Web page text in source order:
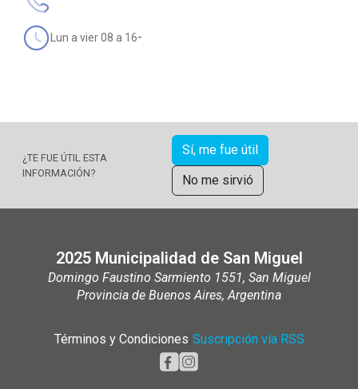
Lun a vier 08 a 16-
¿TE FUE ÚTIL ESTA
INFORMACIÓN?
Sí, me fue útil
No me sirvió
2025 Municipalidad de San Miguel
Domingo Faustino Sarmiento 1551, San Miguel
Provincia de Buenos Aires, Argentina
Términos y Condiciones Suscripción vía RSS